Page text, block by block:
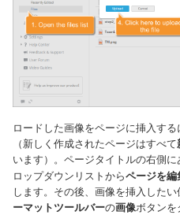
ロードした画像をページに挿入す
（新しく作成されたページはすべて
います）。ページタイトルの右側に
ロップダウンリストからページを編
します。その後、画像を挿入したい
ーマットツールバーの画像ボタンを